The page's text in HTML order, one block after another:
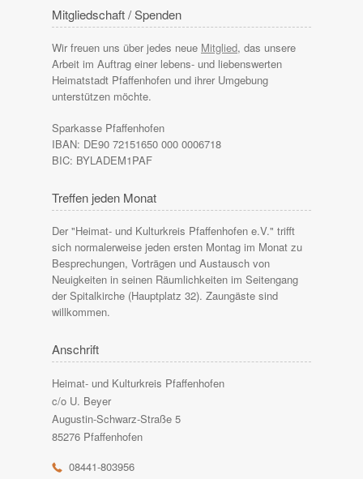
Mitgliedschaft / Spenden
Wir freuen uns über jedes neue Mitglied, das unsere
Arbeit im Auftrag einer lebens- und liebenswerten
Heimatstadt Pfaffenhofen und ihrer Umgebung
unterstützen möchte.
Sparkasse Pfaffenhofen
IBAN: DE90 72151650 000 0006718
BIC: BYLADEM1PAF
Treffen jeden Monat
Der "Heimat- und Kulturkreis Pfaffenhofen e.V." trifft
sich normalerweise jeden ersten Montag im Monat zu
Besprechungen, Vorträgen und Austausch von
Neuigkeiten in seinen Räumlichkeiten im Seitengang
der Spitalkirche (Hauptplatz 32). Zaungäste sind
willkommen.
Anschrift
Heimat- und Kulturkreis Pfaffenhofen
c/o U. Beyer
Augustin-Schwarz-Straße 5
85276 Pfaffenhofen
r 08441-803956